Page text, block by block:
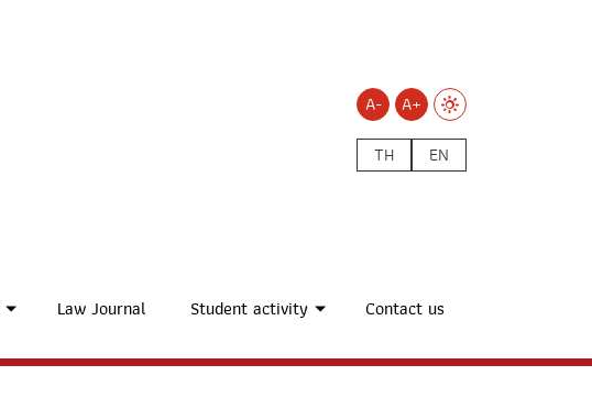
A-
A+
TH
EN
Law Journal Student activity Contact us